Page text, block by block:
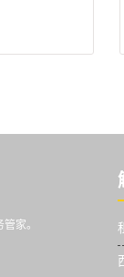
家。